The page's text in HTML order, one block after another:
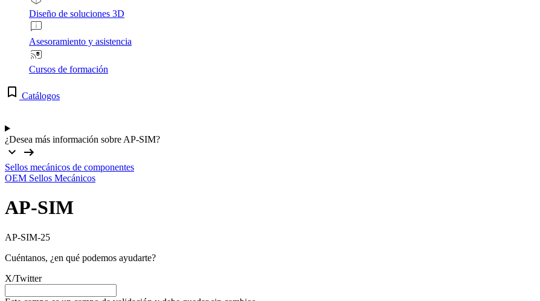
Diseño de soluciones 3D
Asesoramiento y asistencia
Cursos de formación
Catálogos
¿Desea más información sobre AP-SIM?
Sellos mecánicos de componentes
OEM Sellos Mecánicos
AP-SIM
AP-SIM-25
Cuéntanos, ¿en qué podemos ayudarte?
X/Twitter